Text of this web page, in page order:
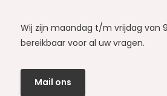
Wij zijn maandag t/m vrijdag van
bereikbaar voor al uw vragen.
Mail ons